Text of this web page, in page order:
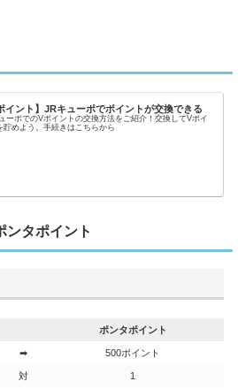
イント】JRキューポでポイントが交換できる
ーポでのVポイントの交換方法をご紹介！交換してVポイ
貯めよう。手続きはこちらから
ンタポイント
ポンタポイント
➡ 500ポイント
対 1